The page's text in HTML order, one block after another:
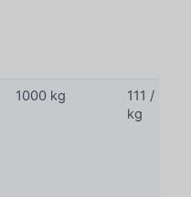
1000 kg
111 / 120
kg